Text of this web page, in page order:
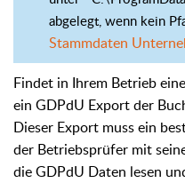
abgelegt, wenn kein
Stammdaten
Findet in Ihrem Betrieb
ein GDPdU Export der
Dieser Export muss ein
der Betriebsprüfer mit
die GDPdU Daten lesen